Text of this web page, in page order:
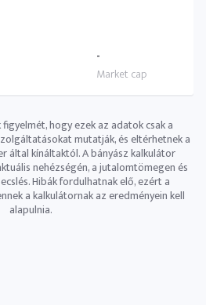
-
hogy ezek az adatok csak a
mutatják, és eltérhetnek a
által kínáltaktól. A bányász ​​kalkulátor
nehézségén, a jutalomtömegen és
Hibák fordulhatnak elő, ezért a
a kalkulátornak az eredményein kell
alapulnia.